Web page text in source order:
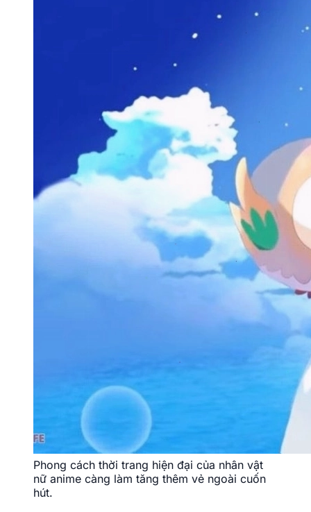
Phong cách thời trang hiện đại của nhân vật
nữ anime càng làm tăng thêm vẻ ngoài cuốn
hút.